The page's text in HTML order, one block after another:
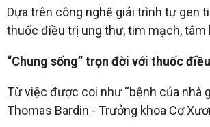
Dựa trên công nghệ giải trình tự gen
thuốc điều trị ung thư, tim mạch, tâm
“Chung sống” trọn đời với thuốc
Từ việc được coi như “bệnh của nhà
Thomas Bardin - Trưởng khoa Cơ